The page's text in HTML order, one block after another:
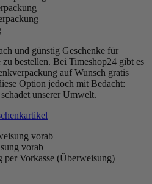
und günstig Geschenke für
bestellen. Bei Timeshop24 gibt es
auf Wunsch gratis
Option jedoch mit Bedacht:
unserer Umwelt.
vorab
Vorkasse (Überweisung)